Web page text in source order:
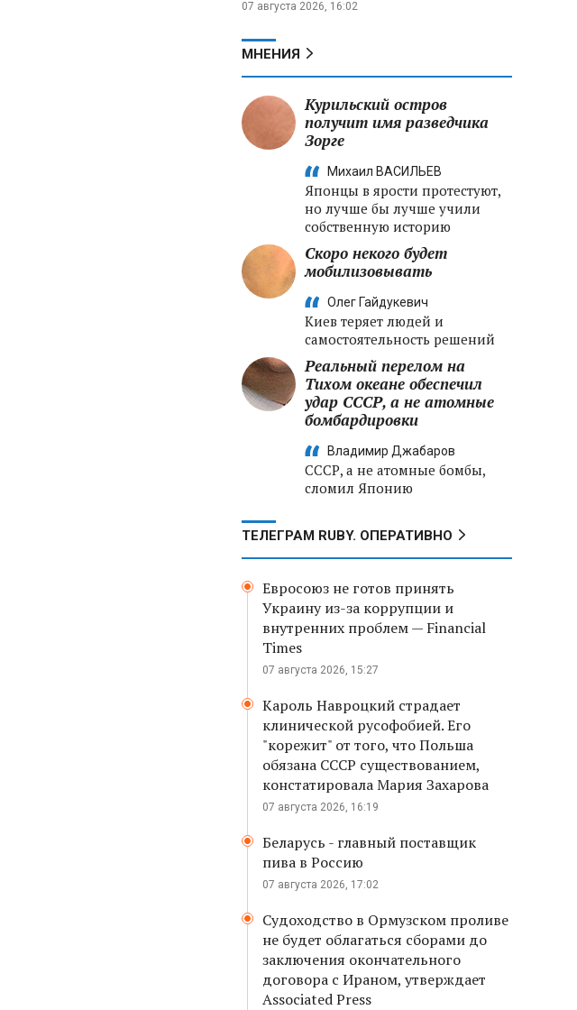
07 августа 2026, 16:02
МНЕНИЯ
Курильский остров
получит имя разведчика
Зорге
Михаил ВАСИЛЬЕВ
Японцы в ярости протестуют,
но лучше бы лучше учили
собственную историю
Скоро некого будет
мобилизовывать
Олег Гайдукевич
Киев теряет людей и
самостоятельность решений
Реальный перелом на
Тихом океане обеспечил
удар СССР, а не атомные
бомбардировки
Владимир Джабаров
СССР, а не атомные бомбы,
сломил Японию
ТЕЛЕГРАМ RUBY. ОПЕРАТИВНО
Евросоюз не готов принять
Украину из-за коррупции и
внутренних проблем — Financial
Times
07 августа 2026, 15:27
Кароль Навроцкий страдает
клинической русофобией. Его
"корежит" от того, что Польша
обязана СССР существованием,
констатировала Мария Захарова
07 августа 2026, 16:19
Беларусь - главный поставщик
пива в Россию
07 августа 2026, 17:02
Судоходство в Ормузском проливе
не будет облагаться сборами до
заключения окончательного
договора с Ираном, утверждает
Associated Press